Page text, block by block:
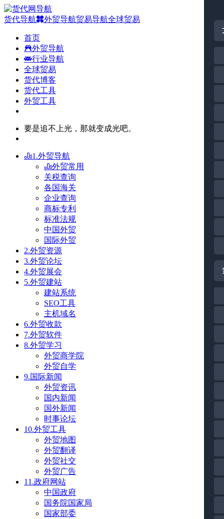
货代导航 外贸导航贸易导航全球贸易
首页
外贸导航
行业导航
全球贸易
货代博客
货代工具
外贸工具
要是追不上光，那就变成光吧。
1.外贸导航
外贸常用
关税查询
各国海关
企业查询
商标专利
标准法规
中国外贸
国际外贸
2.外贸资源
3.外贸论坛
4.外贸展会
5.外贸建站
建站系统
SEO工具
主机域名
6.外贸收款
7.外贸软件
8.外贸学习
外贸商学院
外贸自学
9.国际新闻
外贸资讯
国内新闻
国外新闻
时事论坛
10.外贸工具
外贸地图
外贸翻译
外贸社交
外贸广告
11.政府网站
中国政府
国务院国家局
国家部委